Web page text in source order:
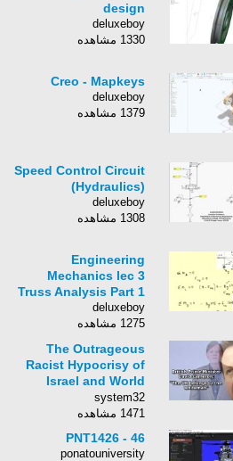
design
deluxeboy
1330 مشاهده
Creo - Mapkeys
deluxeboy
1379 مشاهده
Speed Control Circuit
(Hydraulics)
deluxeboy
1308 مشاهده
Engineering
Mechanics lec 3
Truss Analysis Part 1
deluxeboy
1275 مشاهده
The Outrageous
Racist Hypocrisy of
Israel and World
Zionism
system32
1471 مشاهده
PNT1426 - 46
ponatouniversity